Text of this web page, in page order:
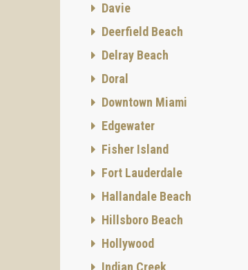
Davie
Deerfield Beach
Delray Beach
Doral
Downtown Miami
Edgewater
Fisher Island
Fort Lauderdale
Hallandale Beach
Hillsboro Beach
Hollywood
Indian Creek